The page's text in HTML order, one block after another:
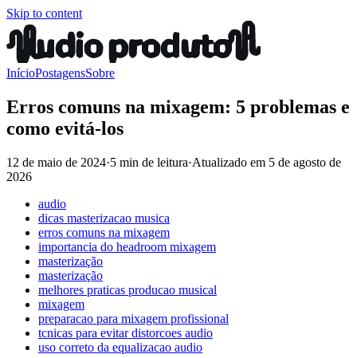
Skip to content
InícioPostagensSobre
Erros comuns na mixagem: 5 problemas e
como evitá-los
12 de maio de 2024·5 min de leitura·Atualizado em 5 de agosto de
2026
audio
dicas masterizacao musica
erros comuns na mixagem
importancia do headroom mixagem
masterização
masterização
melhores praticas producao musical
mixagem
preparacao para mixagem profissional
tcnicas para evitar distorcoes audio
uso correto da equalizacao audio